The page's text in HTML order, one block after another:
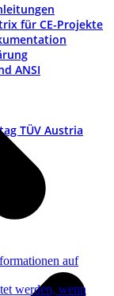
für CE-Projekte
ANSI
TÜV Austria
auf
werden, wenn